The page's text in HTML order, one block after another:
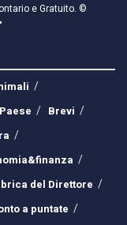
e Gratuito. ©
Brevi
del Direttore
a puntate